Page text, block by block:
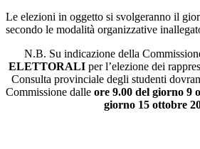
Le elezioni in oggetto si svolgeranno il
secondo le modalità organizzative
N.B. Su indicazione della
ELETTORALI per l’elezione dei
Consulta provinciale degli studenti
Commissione dalle ore 9.00 del giorno 9
giorno 15 ottobre